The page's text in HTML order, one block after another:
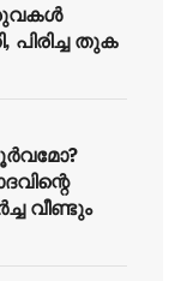
തുക
വീണ്ടും